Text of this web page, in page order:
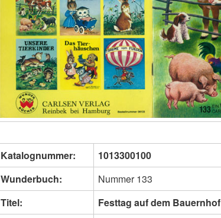
Katalognummer:
1013300100
Wunderbuch:
Nummer 133
Titel:
Festtag auf dem Bauernhof